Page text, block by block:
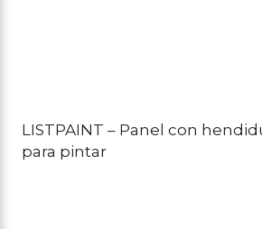
LISTPAINT – Panel con
para pintar